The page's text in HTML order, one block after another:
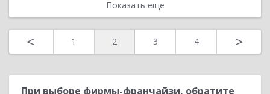
Показать еще
< 1 2 3 4 >
При выборе фирмы-франчайзи, обратите